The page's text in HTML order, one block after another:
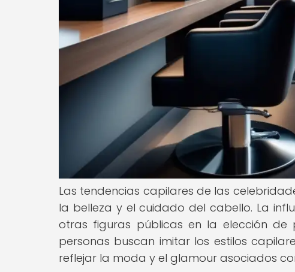
Las tendencias capilares de las
la belleza y el cuidado del cabello. La
otras figuras públicas en la elección de
personas buscan imitar los estilos
reflejar la moda y el glamour asociados